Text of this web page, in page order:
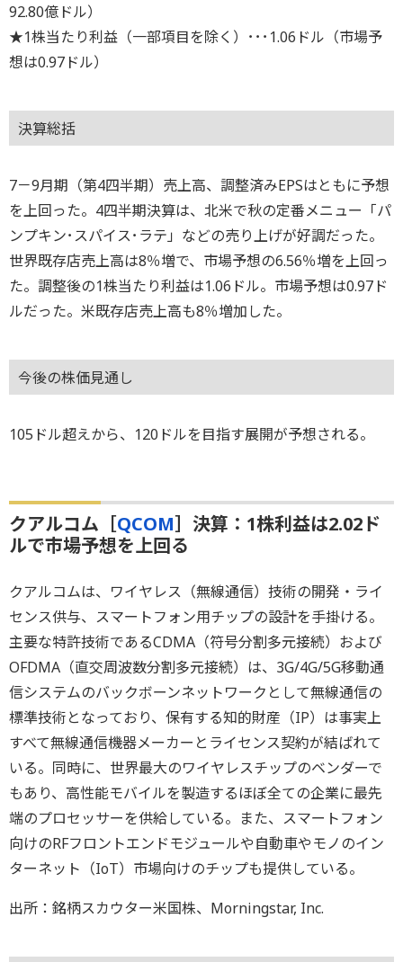
92.80億ドル）
★1株当たり利益（一部項目を除く）･･･1.06ドル（市場予
想は0.97ドル）
決算総括
7－9月期（第4四半期）売上高、調整済みEPSはともに予想
を上回った。4四半期決算は、北米で秋の定番メニュー「パ
ンプキン･スパイス･ラテ」などの売り上げが好調だった。
世界既存店売上高は8％増で、市場予想の6.56％増を上回っ
た。調整後の1株当たり利益は1.06ドル。市場予想は0.97ド
ルだった。米既存店売上高も8％増加した。
今後の株価見通し
105ドル超えから、120ドルを目指す展開が予想される。
クアルコム［QCOM］決算：1株利益は2.02ド
ルで市場予想を上回る
クアルコムは、ワイヤレス（無線通信）技術の開発・ライ
センス供与、スマートフォン用チップの設計を手掛ける。
主要な特許技術であるCDMA（符号分割多元接続）および
OFDMA（直交周波数分割多元接続）は、3G/4G/5G移動通
信システムのバックボーンネットワークとして無線通信の
標準技術となっており、保有する知的財産（IP）は事実上
すべて無線通信機器メーカーとライセンス契約が結ばれて
いる。同時に、世界最大のワイヤレスチップのベンダーで
もあり、高性能モバイルを製造するほぼ全ての企業に最先
端のプロセッサーを供給している。また、スマートフォン
向けのRFフロントエンドモジュールや自動車やモノのイン
ターネット（IoT）市場向けのチップも提供している。
出所：銘柄スカウター米国株、Morningstar, Inc.